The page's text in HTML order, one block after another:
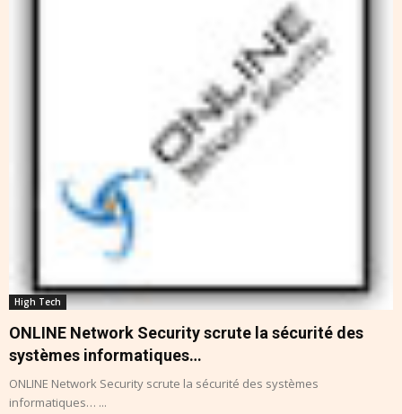
High Tech
ONLINE Network Security scrute la sécurité des
systèmes informatiques…
ONLINE Network Security scrute la sécurité des systèmes
informatiques… ...